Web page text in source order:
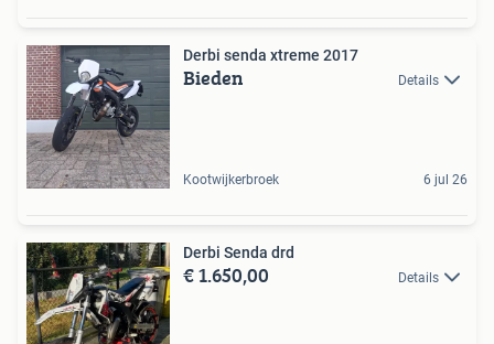
Derbi senda xtreme 2017
Bieden Details
Kootwijkerbroek 6 jul 26
Derbi Senda drd
€ 1.650,00 Details